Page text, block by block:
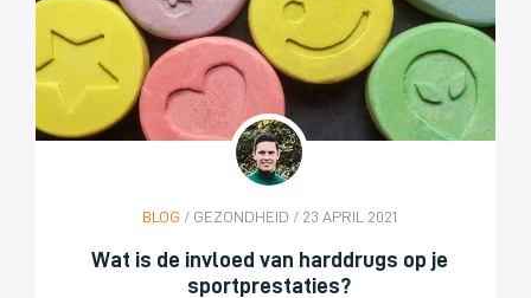
BLOG / GEZONDHEID / 23 APRIL 2021
Wat is de invloed van harddrugs op je
sportprestaties?